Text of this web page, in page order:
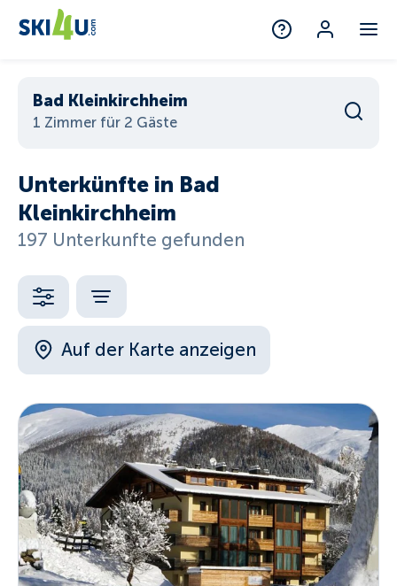
Bad Kleinkirchheim
1 Zimmer für 2 Gäste
Unterkünfte in Bad
Kleinkirchheim
197 Unterkunfte gefunden
Auf der Karte anzeigen